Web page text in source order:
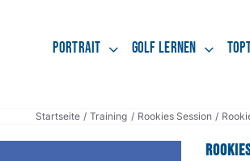
Portrait Golf lernen
Startseite Training Rookies Session